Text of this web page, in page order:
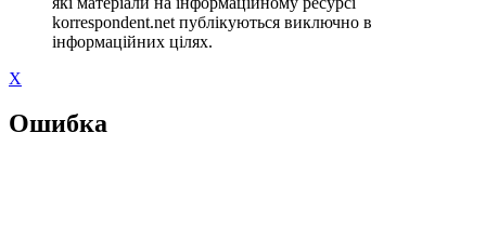
korrespondent.net публікуються виключно в
інформаційних цілях.
X
Ошибка